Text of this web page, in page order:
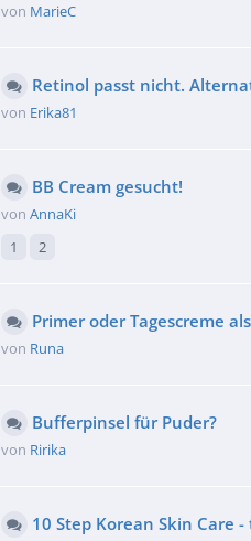
von MarieC
Retinol passt nicht.
von Erika81
BB Cream gesucht!
vonAnnaKi
1
2
Primer oder Tagescreme
von Runa
Bufferpinsel für Puder?
von Ririka
10 Step Korean Skin Care